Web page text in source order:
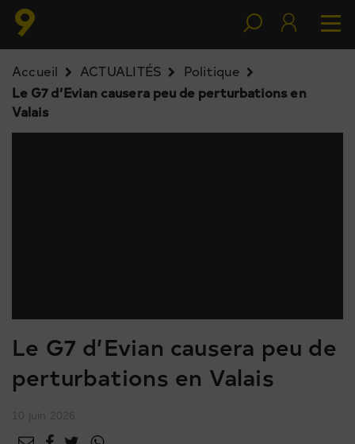
Accueil ACTUALITÉS
Politique
Le G7 d’Evian causera peu de perturbations en
Valais
Le G7 d’Evian causera peu de
perturbations en Valais